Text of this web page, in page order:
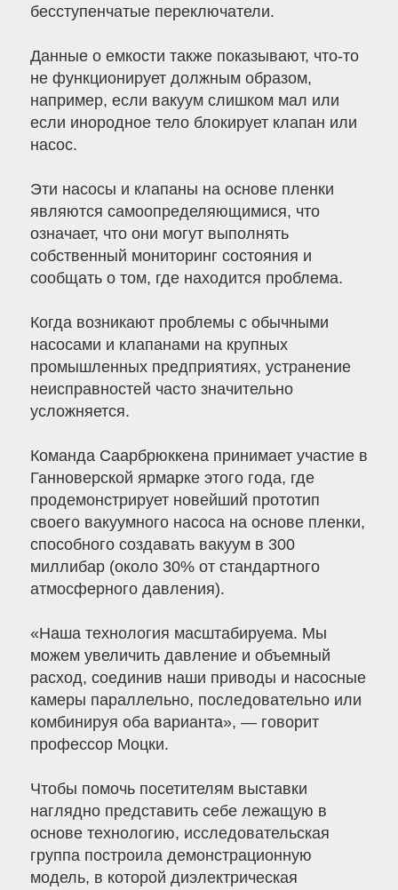
бесступенчатые переключатели.
Данные о емкости также показывают, что-то
не функционирует должным образом,
например, если вакуум слишком мал или
если инородное тело блокирует клапан или
насос.
Эти насосы и клапаны на основе пленки
являются самоопределяющимися, что
означает, что они могут выполнять
собственный мониторинг состояния и
сообщать о том, где находится проблема.
Когда возникают проблемы с обычными
насосами и клапанами на крупных
промышленных предприятиях, устранение
неисправностей часто значительно
усложняется.
Команда Саарбрюккена принимает участие в
Ганноверской ярмарке этого года, где
продемонстрирует новейший прототип
своего вакуумного насоса на основе пленки,
способного создавать вакуум в 300
миллибар (около 30% от стандартного
атмосферного давления).
«Наша технология масштабируема. Мы
можем увеличить давление и объемный
расход, соединив наши приводы и насосные
камеры параллельно, последовательно или
комбинируя оба варианта», — говорит
профессор Моцки.
Чтобы помочь посетителям выставки
наглядно представить себе лежащую в
основе технологию, исследовательская
группа построила демонстрационную
модель, в которой диэлектрическая